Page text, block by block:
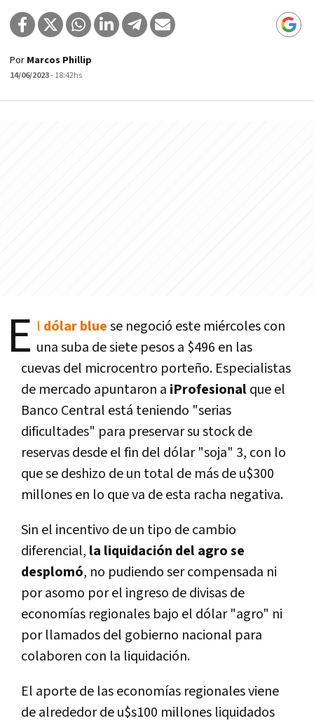
Por Marcos Phillip
14/06/2023- 18:42hs
E l dólar bluese negoció este miércoles con
una suba de siete pesos a $496 en las
cuevas del microcentro porteño. Especialistas
de mercado apuntaron a iProfesionalque el
Banco Central está teniendo "serias
dificultades" para preservar su stock de
reservas desde el fin del dólar "soja" 3, con lo
que se deshizo de un total de más de u$300
millones en lo que va de esta racha negativa.
Sin el incentivo de un tipo de cambio
diferencial, la liquidación del agro se
desplomó, no pudiendo ser compensada ni
por asomo por el ingreso de divisas de
economías regionales bajo el dólar "agro" ni
por llamados del gobierno nacional para
colaboren con la liquidación.
El aporte de las economías regionales viene
de alrededor de u$s100 millones liquidados